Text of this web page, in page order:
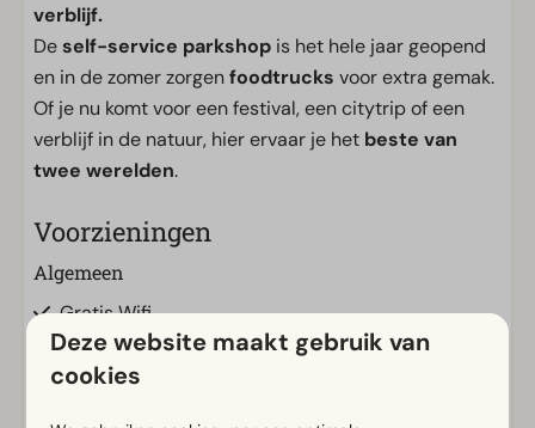
verblijf.
Deself-service parkshop is het hele jaar geopend
en in de zomer zorgenfoodtrucks voor extra gemak.
Of je nu komt voor een festival, een citytrip of een
verblijf in de natuur, hier ervaar je het beste van
twee werelden.
Voorzieningen
Algemeen
Gratis Wifi
Parkeergelegenheid centraal
Vuurwerkvrij
Deze website maakt gebruik van
cookies